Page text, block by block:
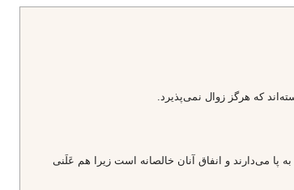
كه هرگز زوال نمى‌پذيرد.
پا مى‌دارند و انفاق آنان خالصانه است زيرا هم عَلَنى